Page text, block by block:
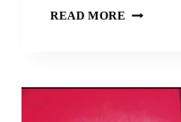
READ MORE PELUANG
LIMBAH
PRODUK